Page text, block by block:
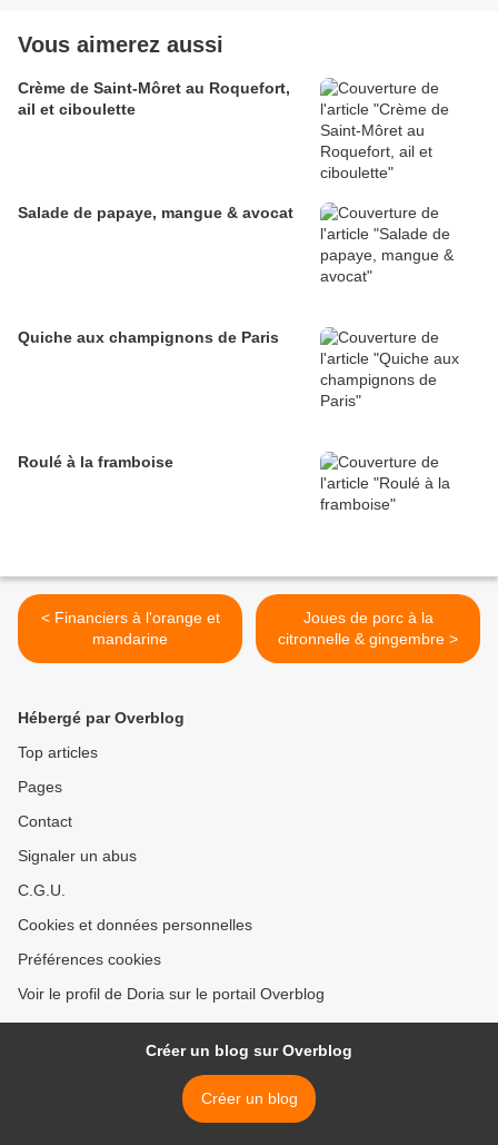
Vous aimerez aussi
Crème de Saint-Môret au Roquefort,
ail et ciboulette
Salade de papaye, mangue & avocat
Quiche aux champignons de Paris
Roulé à la framboise
< Financiers à l'orange et
mandarine
Joues de porc à la
citronnelle & gingembre >
Hébergé par Overblog
Top articles
Pages
Contact
Signaler un abus
C.G.U.
Cookies et données personnelles
Préférences cookies
Voir le profil de Doria sur le portail Overblog
Créer un blog sur Overblog
Créer un blog